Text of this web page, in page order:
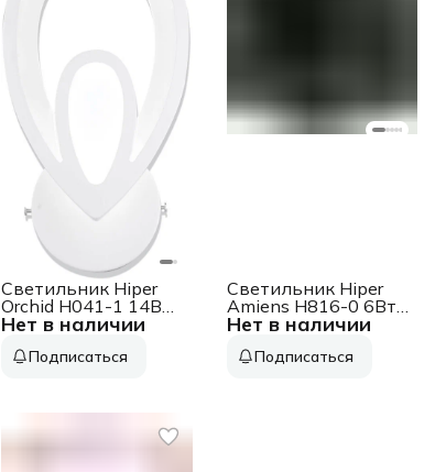
Нет в наличии
Светильник Hiper
Orchid H041-1 14Вт
4000K цв.св.:белый
Подписаться
Нет в наличии
Светильник Hiper
Amiens H816-0 6Вт
4000K цв.св.:белый
черный
Подписаться